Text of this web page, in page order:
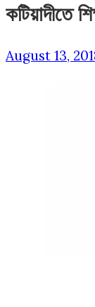
কটিয়াদীতে
August 13,